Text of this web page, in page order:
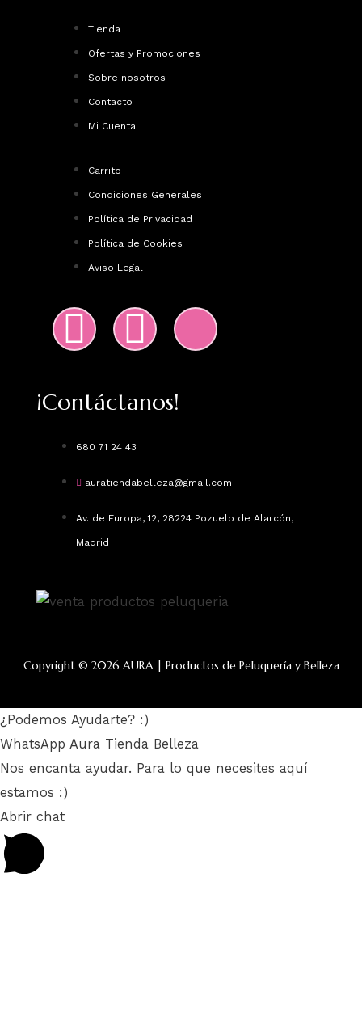
¡Contáctanos!
680 71 24 43
auratiendabelleza@gmail.com
Av. de Europa, 12, 28224 Pozuelo de Alarcón,
Madrid
Tienda
Ofertas y Promociones
Sobre nosotros
Contacto
Mi Cuenta
Carrito
Condiciones Generales
Política de Privacidad
Política de Cookies
Aviso Legal
Copyright © 2026 AURA | Productos de Peluquería y Belleza
¿Podemos Ayudarte? :)
WhatsApp Aura Tienda Belleza
Nos encanta ayudar. Para lo que necesites aquí
estamos :)
Abrir chat